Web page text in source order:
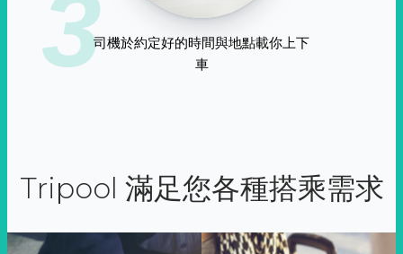
3司機於約定好的時間與地點載你上下
車
Tripool 滿足您各種搭乘需求